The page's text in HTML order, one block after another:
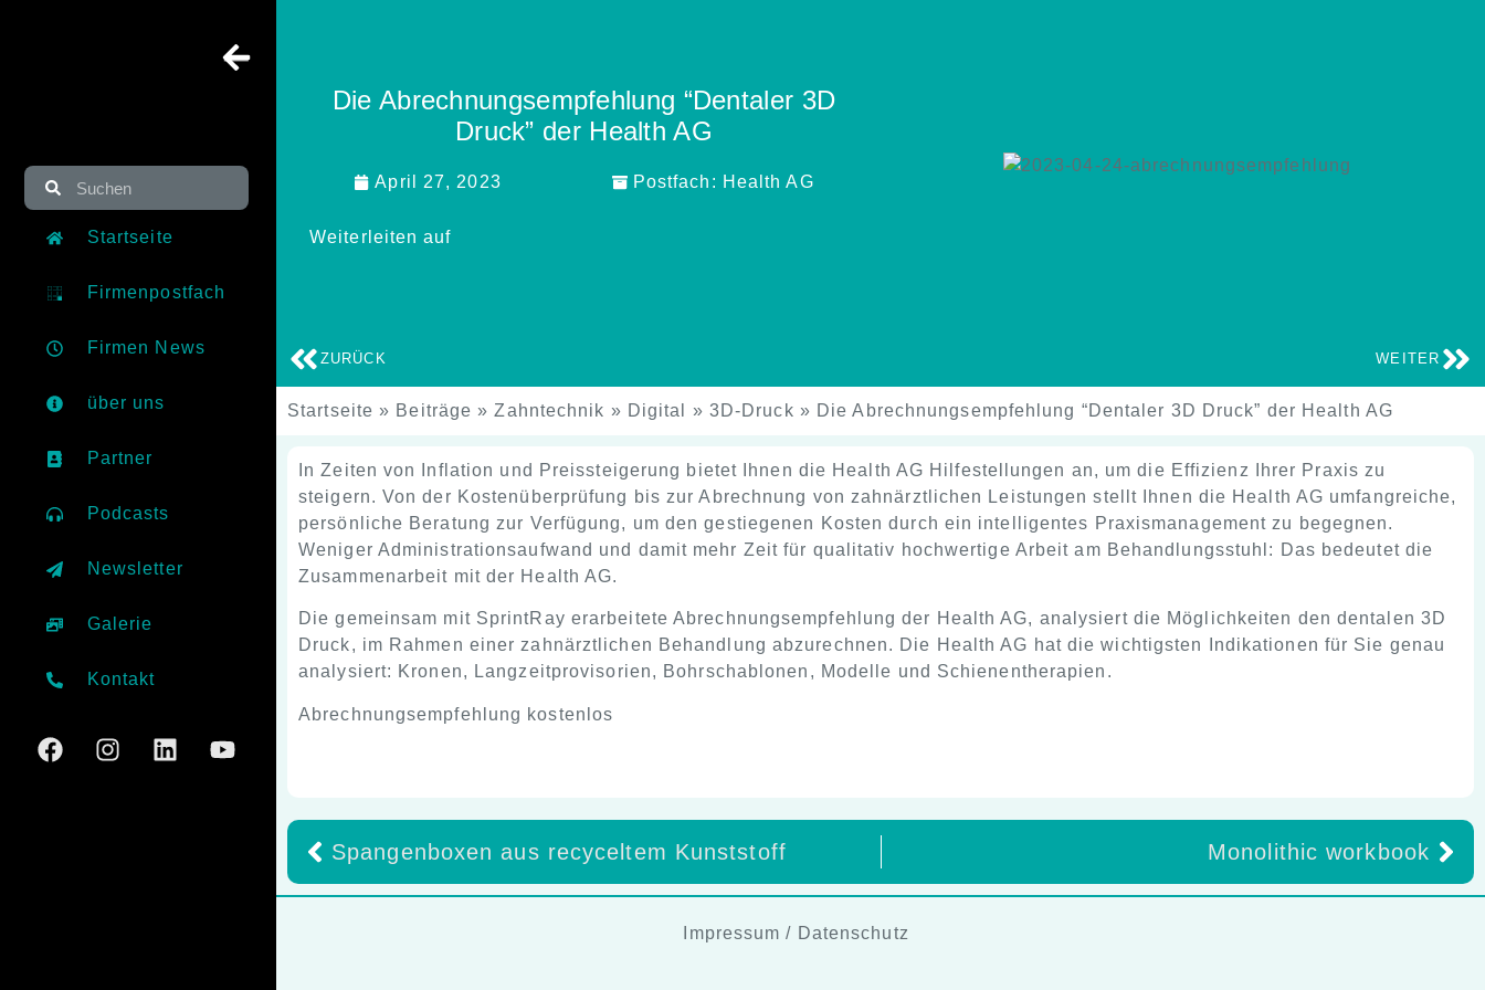
Startseite
Firmenpostfach
Firmen News
über uns
Partner
Podcasts
Newsletter
Galerie
Kontakt
Die Abrechnungsempfehlung “Dentaler 3D
Druck” der Health AG
April 27, 2023 Postfach: Health AG
Weiterleiten auf
ZURÜCK WEITER
Startseite » Beiträge »Zahntechnik » Digital » 3D-Druck » Die Abrechnungsempfehlung “Dentaler 3D Druck” der Health AG
In Zeiten von Inflation und Preissteigerung bietet Ihnen die Health AG Hilfestellungen an, um die Effizienz Ihrer Praxis zu
steigern. Von der Kostenüberprüfung bis zur Abrechnung von zahnärztlichen Leistungen stellt Ihnen die Health AG umfangreiche,
persönliche Beratung zur Verfügung, um den gestiegenen Kosten durch ein intelligentes Praxismanagement zu begegnen.
Weniger Administrationsaufwand und damit mehr Zeit für qualitativ hochwertige Arbeit am Behandlungsstuhl: Das bedeutet die
Zusammenarbeit mit der Health AG.
Die gemeinsam mit SprintRay erarbeitete Abrechnungsempfehlung der Health AG, analysiert die Möglichkeiten den dentalen 3D
Druck, im Rahmen einer zahnärztlichen Behandlung abzurechnen. Die Health AG hat die wichtigsten Indikationen für Sie genau
analysiert: Kronen, Langzeitprovisorien, Bohrschablonen, Modelle und Schienentherapien.
Abrechnungsempfehlung kostenlos
Spangenboxen aus recyceltem Kunststoff Monolithic workbook
Impressum / Datenschutz